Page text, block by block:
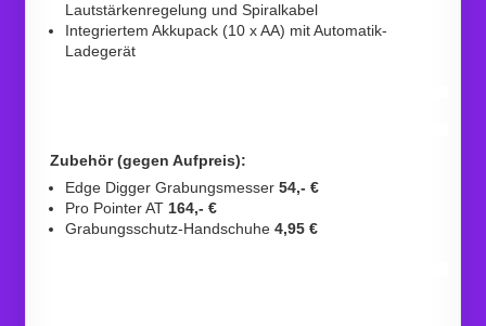
Lautstärkenregelung und Spiralkabel
Integriertem Akkupack (10 x AA) mit Automatik-
Ladegerät
Zubehör (gegen Aufpreis):
Edge Digger Grabungsmesser54,- €
Pro Pointer AT 164,- €
Grabungsschutz-Handschuhe4,95 €